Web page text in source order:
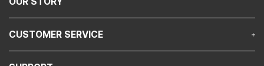
CUSTOMER SERVICE